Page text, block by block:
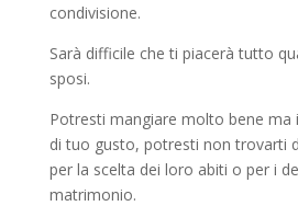
condivisione.
Sarà difficile che ti piacerà tutto
sposi.
Potresti mangiare molto bene ma
di tuo gusto, potresti non trovarti
per la scelta dei loro abiti o per i
matrimonio.